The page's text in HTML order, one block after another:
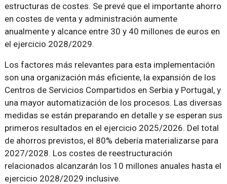
estructuras de costes. Se prevé que el importante ahorro
en costes de venta y administración aumente
anualmente y alcance entre 30 y 40 millones de euros en
el ejercicio 2028/2029.
Los factores más relevantes para esta implementación
son una organización más eficiente, la expansión de los
Centros de Servicios Compartidos en Serbia y Portugal, y
una mayor automatización de los procesos. Las diversas
medidas se están preparando en detalle y se esperan sus
primeros resultados en el ejercicio 2025/2026. Del total
de ahorros previstos, el 80% debería materializarse para
2027/2028. Los costes de reestructuración
relacionados alcanzarán los 10 millones anuales hasta el
ejercicio 2028/2029 inclusive.